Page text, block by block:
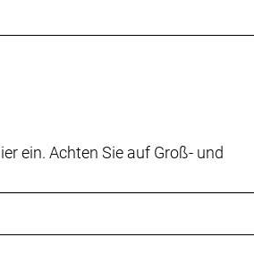
ein. Achten Sie auf Groß- und